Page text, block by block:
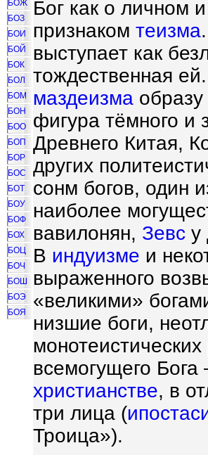
БОЖ
БОЗ
БОИ
БОЙ
БОК
БОЛ
БОМ
БОН
БОО
БОП
БОР
БОС
БОТ
БОУ
БОФ
БОХ
БОЦ
БОЧ
БОШ
БОЭ
БОЯ
Бог как о личном
признаком теизма
выступает как
тождественная
маздеизма
фигура тёмного
Древнего Китая,
других
сонм богов, один
наиболее
вавилонян, Зевс у
В индуизме и
выраженного
«великими»
низшие боги,
всемогущего
христианстве, в
три лица (
Троица»).